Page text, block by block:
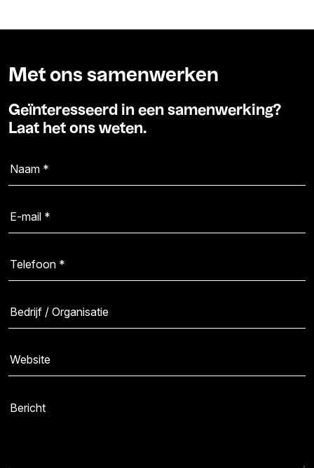
Met ons samenwerken
Geïnteresseerd in een samenwerking?
Laat het ons weten.